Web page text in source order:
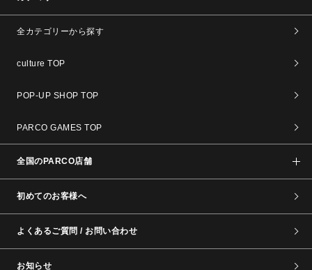
全カテゴリーから探す
culture TOP
POP-UP SHOP TOP
PARCO GAMES TOP
全国のPARCO店舗
初めてのお客様へ
よくあるご質問 / お問い合わせ
お知らせ